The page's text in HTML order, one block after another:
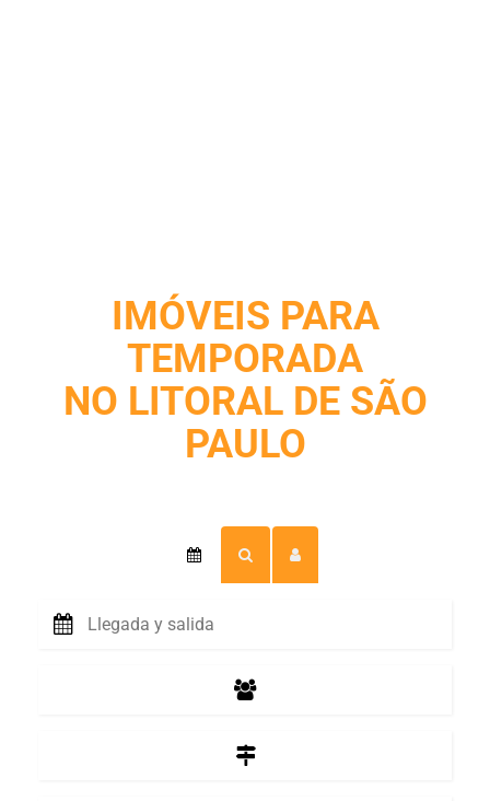
IMÓVEIS PARA
TEMPORADA
NO LITORAL DE SÃO
PAULO